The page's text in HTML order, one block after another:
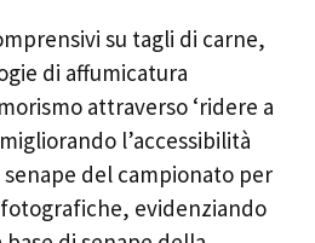
su tagli di carne,
di affumicatura
attraverso ‘ridere a
l’accessibilità
del campionato per
evidenziando